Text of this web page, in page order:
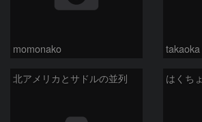
momonako takaoka
北アメリカとサドルの並列